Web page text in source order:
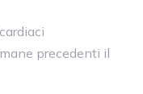
precedenti il